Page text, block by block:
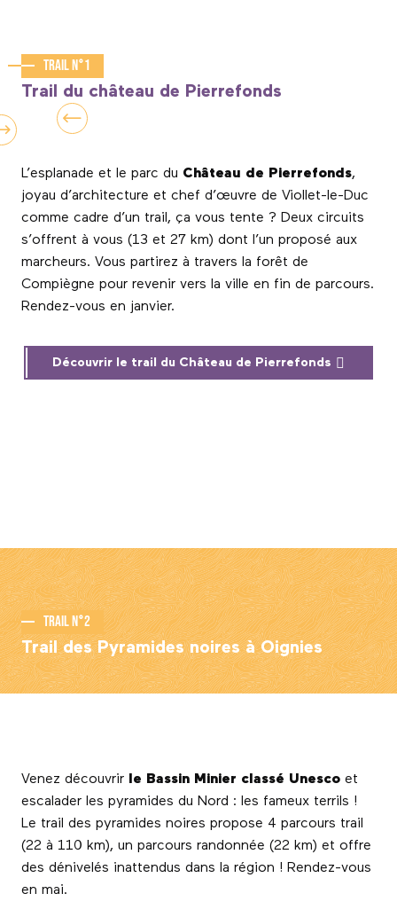
Trail n°1
Trail du château de Pierrefonds
L’esplanade et le parc du Château de Pierrefonds,
joyau d’architecture et chef d’œuvre de Viollet-le-Duc
comme cadre d’un trail, ça vous tente ? Deux circuits
s’offrent à vous (13 et 27 km) dont l’un proposé aux
marcheurs. Vous partirez à travers la forêt de
Compiègne pour revenir vers la ville en fin de parcours.
Rendez-vous en janvier.
Découvrir le trail du Château de Pierrefonds
Trail n°2
Trail des Pyramides noires à Oignies
Venez découvrir le Bassin Minier classé Unesco et
escalader les pyramides du Nord : les fameux terrils !
Le trail des pyramides noires propose 4 parcours trail
(22 à 110 km), un parcours randonnée (22 km) et offre
des dénivelés inattendus dans la région ! Rendez-vous
en mai.